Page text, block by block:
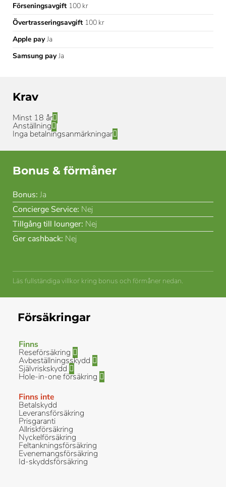
Förseningsavgift 100 kr
Övertrasseringsavgift 100 kr
Apple payJa
Samsung payJa
Krav
Minst 18 år
Anställning
Inga betalningsanmärkningar
Bonus & förmåner
Bonus: Ja
Concierge Service: Nej
Tillgång till lounger: Nej
Ger cashback: Nej
Läs fullständiga villkor kring bonus och förmåner nedan.
Försäkringar
Finns
Reseförsäkring
Avbeställningsskydd
Självriskskydd
Hole-in-one försäkring
Finns inte
Betalskydd
Leveransförsäkring
Prisgaranti
Allriskförsäkring
Nyckelförsäkring
Feltankningsförsäkring
Evenemangsförsäkring
Id-skyddsförsäkring